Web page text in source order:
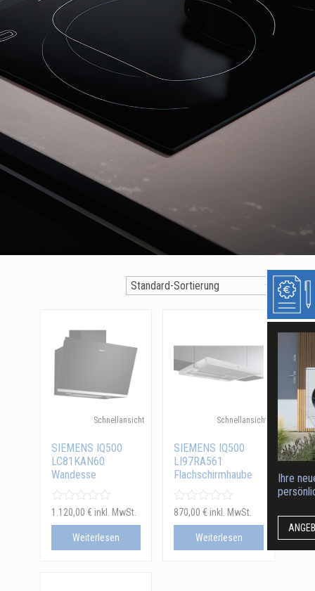
Schnellansicht
SIEMENS IQ500
LC81KAN60
Wandesse
1.120,00 € inkl. MwSt.
Weiterlesen
Schnellansicht
SIEMENS IQ500
LI97RA561
Flachschirmhaube
870,00 € inkl. MwSt.
Weiterlesen
Ihre